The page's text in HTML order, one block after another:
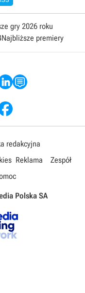
gry 2026 roku
Najbliższe premiery
redakcyjna
Reklama
Zespół
Polska SA